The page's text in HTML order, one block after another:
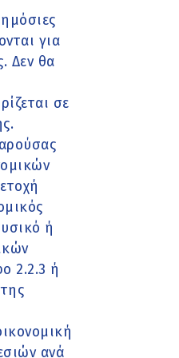
για
Δεν θα
σε
ή
2.2.3 ή
ανά